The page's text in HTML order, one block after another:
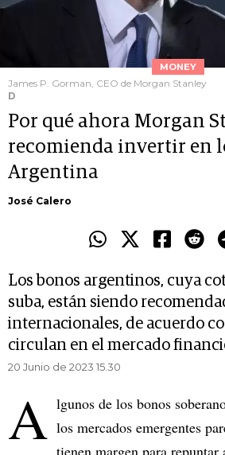
MONEY
James P. Gorman, CEO de Morgan Stanley
D
Por qué ahora Morgan
recomienda invertir en
Argentina
José Calero
Los bonos argentinos, cuya
suba, están siendo
internacionales, de acuerdo
circulan en el mercado
20 Junio de 2023 15.30
A lgunos de los bonos
los mercados emergentes
tienen margen para repuntar